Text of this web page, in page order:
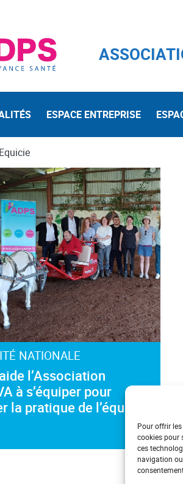
Pour offrir
cookies pour
ces
navigation
ESPACE ENTREPRISE
NATIONALE
aide l’Association
à s’équiper pour
la pratique de l’équicie